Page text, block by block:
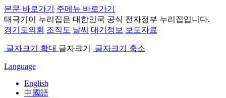
본문 바로가기
주메뉴 바로가기
태극기 이 누리집은 대한민국 공식 전자정부 누리집입니다.
경기도의회 조직도 날씨 대기정보 보도자료
글자크기 확대 글자크기 글자크기 축소
Language
English
中國語